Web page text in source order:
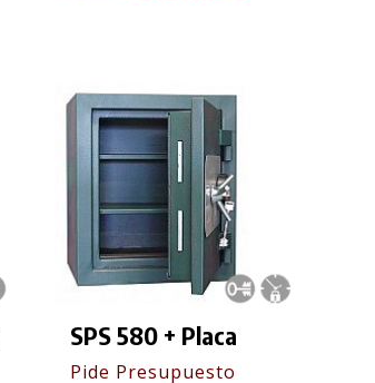
SPS 580 + Placa
Pide Presupuesto